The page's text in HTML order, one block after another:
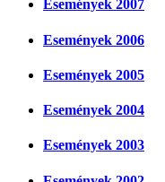
Események 2007
Események 2006
Események 2005
Események 2004
Események 2003